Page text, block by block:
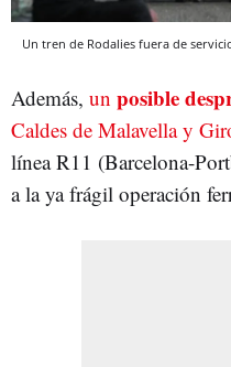
Un tren de Rodalies fuera de
Además, un posible
Caldes de Malavella y
línea R11 (Barcelona-
a la ya frágil operación